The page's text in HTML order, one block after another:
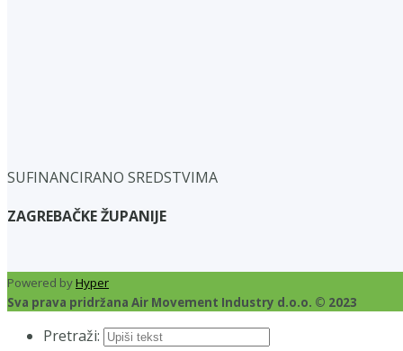
SUFINANCIRANO SREDSTVIMA
ZAGREBAČKE ŽUPANIJE
Powered byHyper
Sva prava pridržana Air Movement Industry d.o.o. © 2023
Pretraži: